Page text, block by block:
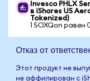
Invesco PHLX
в iShares US
Tokenized)
1 SOXQon равен
Отказ от
Этот продукт не
не аффилирован с